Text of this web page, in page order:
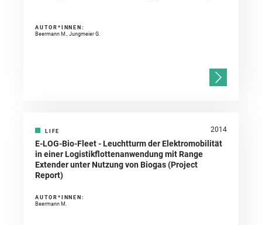
AUTOR*INNEN:
Beermann M., Jungmeier G.
LIFE 2014
E-LOG-Bio-Fleet - Leuchtturm der Elektromobilität
in einer Logistikflottenanwendung mit Range
Extender unter Nutzung von Biogas (Project
Report)
AUTOR*INNEN:
Beermann M.